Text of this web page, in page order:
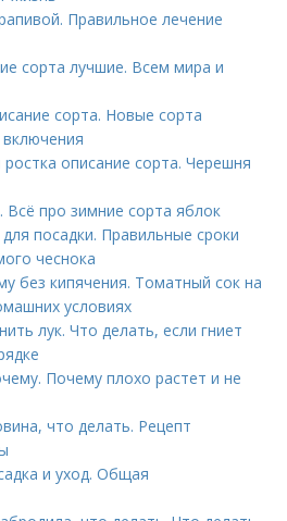
Правильное лечение
сорта лучшие. Всем мира и
сорта. Новые сорта
описание сорта. Черешня
Всё про зимние сорта яблок
посадки. Правильные сроки
чеснока
без кипячения. Томатный сок на
условиях
лук. Что делать, если гниет
Почему плохо растет и не
что делать. Рецепт
и уход. Общая